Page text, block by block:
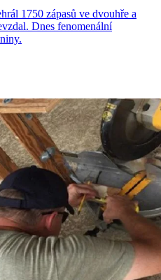
1750 zápasů ve dvouhře a
Dnes fenomenální